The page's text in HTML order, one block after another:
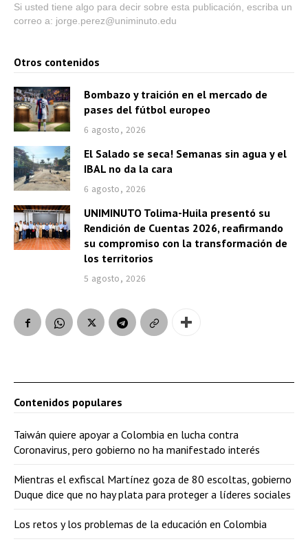
Si usted tiene algo para decir sobre esta publicación, escriba un
correo a: jorge.perez@uniminuto.edu
Otros contenidos
Bombazo y traición en el mercado de
pases del fútbol europeo
6 agosto, 2026
El Salado se seca! Semanas sin agua y el
IBAL no da la cara
6 agosto, 2026
UNIMINUTO Tolima-Huila presentó su
Rendición de Cuentas 2026, reafirmando
su compromiso con la transformación de
los territorios
5 agosto, 2026
Contenidos populares
Taiwán quiere apoyar a Colombia en lucha contra
Coronavirus, pero gobierno no ha manifestado interés
Mientras el exfiscal Martínez goza de 80 escoltas, gobierno
Duque dice que no hay plata para proteger a líderes sociales
Los retos y los problemas de la educación en Colombia